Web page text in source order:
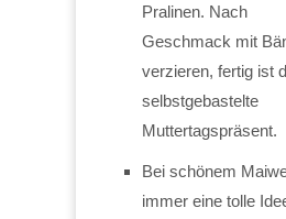
Pralinen. Nach
Geschmack mit
verzieren, fertig ist
selbstgebastelte
Muttertagspräsent.
Bei schönem
immer eine tolle